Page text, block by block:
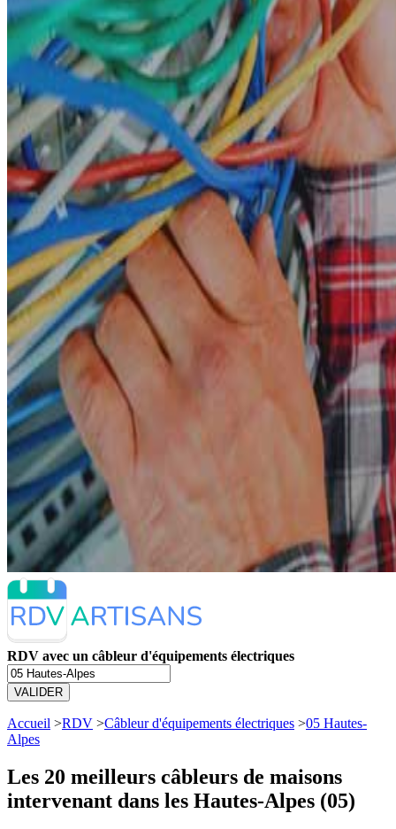
RDV avec un câbleur d'équipements électriques
VALIDER
Accueil >RDV >Câbleur d'équipements électriques >05 Hautes-
Alpes
Les 20 meilleurs câbleurs de maisons
intervenant dans les Hautes-Alpes (05)